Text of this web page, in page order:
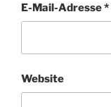
E-Mail-Adresse*
Website